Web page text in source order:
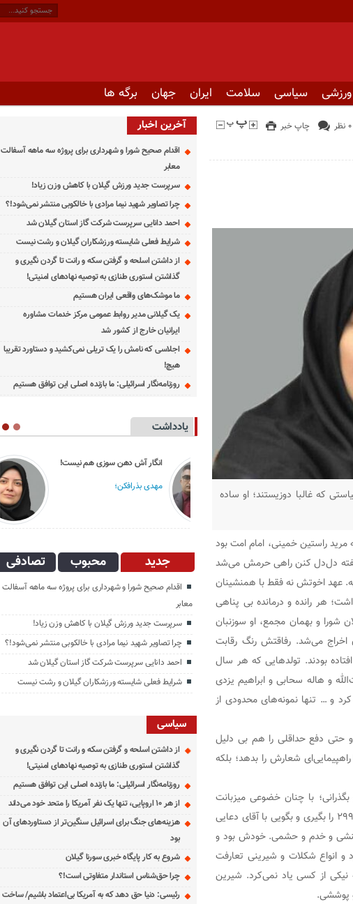
سیاسی سلامت ایران جهان برگه ها
چاپ خبر
۰ نظر
که غالبا دوزیستند؛ او ساده
راستین خمینی، امام امت بود
هفته دل‌دل کنن راهی حرمش می‌شد
عهد اخوتش نه فقط با همنشینان
هر رانده و درمانده بی پناهی
و بهمان مجمع، او سوزنبان
اخراج می‌شد. رفاقتش رنگ رقابت
بودند. تولدهایی که هر سال
و هاله سحابی و ابراهیم یزدی
و … تنها نمونه‌های محدودی از
حتی دفع حداقلی را هم بی دلیل
راهپیمایی‌ای شعارش را بدهد؛ بلکه
با چنان خضوعی میزبانت
می‌شد که گویی سالهاست هم‌نفسش بوده‌ای. کافی بود شماره ۲۹۹۹۹ را بگیری و بگویی با آقای دعایی
منشی و خدم و حشمی. خودش بود و
انواع شکلات و شیرینی تعارفت
از کسی یاد نمی‌کرد. شیرین
پوششی.
آخرین اخبار
اقدام صحیح شورا و شهرداری برای پروژه سه ماهه آسفالت
معابر
سرپرست جدید ورزش گیلان با کاهش وزن زیاد!
چرا تصاویر شهید نیما مرادی با خالکوبی منتشر نمی‌شود!؟
احمد دانایی سرپرست شرکت گاز استان گیلان شد
شرایط فعلی شایسته ورزشکاران گیلان و رشت نیست
از داشتن اسلحه و گرفتن سکه و رانت تا گردن نگیری و
گذاشتن استوری طنازی به توصیه نهادهای امنیتی!
ما موشک‌های واقعی ایران هستیم
یک گیلانی مدیر روابط عمومی مرکز خدمات مشاوره
ایرانیان خارج از کشور شد
اجلاسی که نامش را یک تریلی نمی‌کشید و دستاورد تقریبا
هیچ!
روزنامه‌نگار اسرائیلی: ما بازنده اصلی این توافق هستیم
یادداشت
دعایی؛ کس بی‌کسان
انگار آش دهن سوزی هم نیست!
جدید محبوب تصادفی
اقدام صحیح شورا و شهرداری برای پروژه سه ماهه آسفالت
معابر
سرپرست جدید ورزش گیلان با کاهش وزن زیاد!
چرا تصاویر شهید نیما مرادی با خالکوبی منتشر نمی‌شود!؟
احمد دانایی سرپرست شرکت گاز استان گیلان شد
شرایط فعلی شایسته ورزشکاران گیلان و رشت نیست
سیاسی
از داشتن اسلحه و گرفتن سکه و رانت تا گردن نگیری و
گذاشتن استوری طنازی به توصیه نهادهای امنیتی!
روزنامه‌نگار اسرائیلی: ما بازنده اصلی این توافق هستیم
از هر ۱۰ اروپایی، تنها یک نفر آمریکا را متحد خود می‌داند
هزینه‌های جنگ برای اسرائیل سنگین‌تر از دستاوردهای آن
بود
شروع به کار پایگاه خبری سورنا گیلان
چرا حق‌شناس استاندار متفاوتی است!؟
رئیسی: دنیا حق دهد که به آمریکا بی‌اعتماد باشیم/ ساخت